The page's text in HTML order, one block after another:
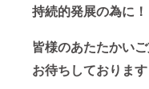
持続的発展の為に！
皆様のあたたかい
お待ちしております